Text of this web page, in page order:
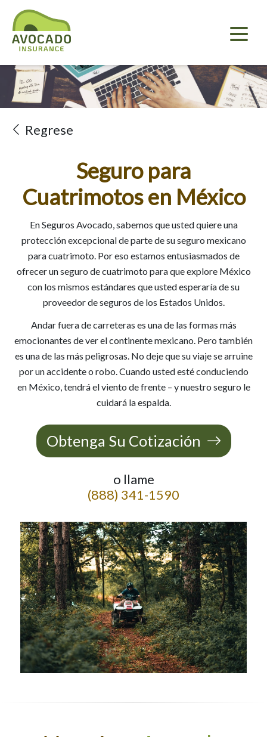
Regrese
Seguro para
Cuatrimotos en México
En Seguros Avocado, sabemos que usted quiere una
protección excepcional de parte de su seguro mexicano
para cuatrimoto. Por eso estamos entusiasmados de
ofrecer un seguro de cuatrimoto para que explore México
con los mismos estándares que usted esperaría de su
proveedor de seguros de los Estados Unidos.
Andar fuera de carreteras es una de las formas más
emocionantes de ver el continente mexicano. Pero también
es una de las más peligrosas. No deje que su viaje se arruine
por un accidente o robo. Cuando usted esté conduciendo
en México, tendrá el viento de frente – y nuestro seguro le
cuidará la espalda.
Obtenga Su Cotización
o llame
(888) 341-1590